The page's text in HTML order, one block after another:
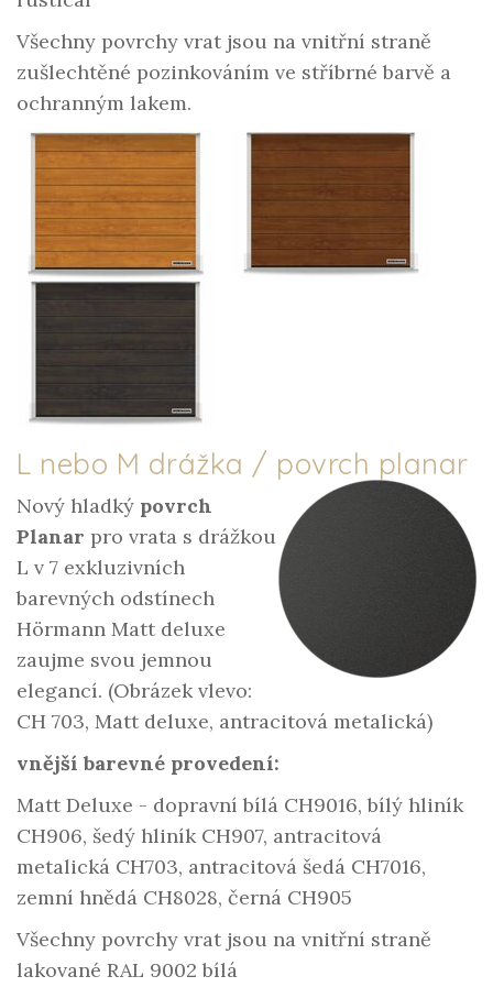
Všechny povrchy vrat jsou na vnitřní straně
zušlechtěné pozinkováním ve stříbrné barvě a
ochranným lakem.
L nebo M drážka / povrch planar
Nový hladký povrch
Planar pro vrata s drážkou
L v 7 exkluzivních
barevných odstínech
Hörmann Matt deluxe
zaujme svou jemnou
elegancí. (Obrázek vlevo:
CH 703, Matt deluxe, antracitová metalická)
vnější barevné provedení:
Matt Deluxe - dopravní bílá CH9016, bílý hliník
CH906, šedý hliník CH907, antracitová
metalická CH703, antracitová šedá CH7016,
zemní hnědá CH8028, černá CH905
Všechny povrchy vrat jsou na vnitřní straně
lakované RAL 9002 bílá